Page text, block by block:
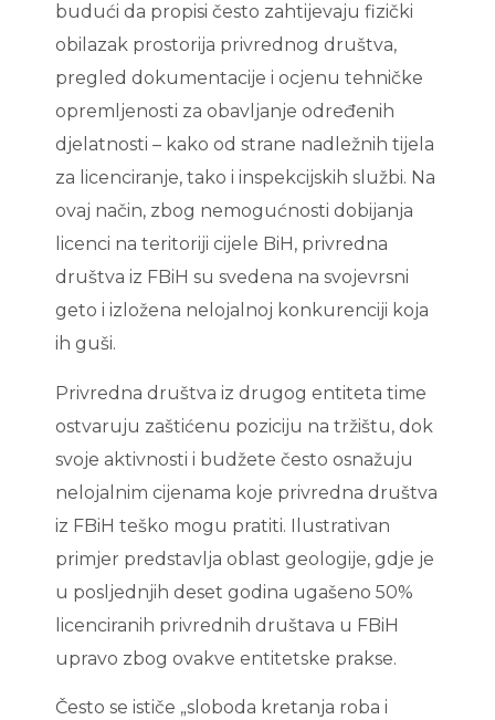
budući da propisi često zahtijevaju fizički
obilazak prostorija privrednog društva,
pregled dokumentacije i ocjenu tehničke
opremljenosti za obavljanje određenih
djelatnosti – kako od strane nadležnih tijela
za licenciranje, tako i inspekcijskih službi. Na
ovaj način, zbog nemogućnosti dobijanja
licenci na teritoriji cijele BiH, privredna
društva iz FBiH su svedena na svojevrsni
geto i izložena nelojalnoj konkurenciji koja
ih guši.
Privredna društva iz drugog entiteta time
ostvaruju zaštićenu poziciju na tržištu, dok
svoje aktivnosti i budžete često osnažuju
nelojalnim cijenama koje privredna društva
iz FBiH teško mogu pratiti. Ilustrativan
primjer predstavlja oblast geologije, gdje je
u posljednjih deset godina ugašeno 50%
licenciranih privrednih društava u FBiH
upravo zbog ovakve entitetske prakse.
Često se ističe „sloboda kretanja roba i